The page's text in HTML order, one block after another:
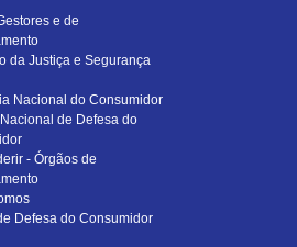
e de
da Justiça e Segurança
Nacional do Consumidor
de Defesa do
- Órgãos de
Defesa do Consumidor